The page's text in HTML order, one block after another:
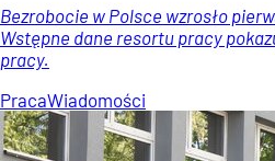
Bezrobocie w Polsce wzrosło
Wstępne dane resortu pracy
pracy.
PracaWiadomości